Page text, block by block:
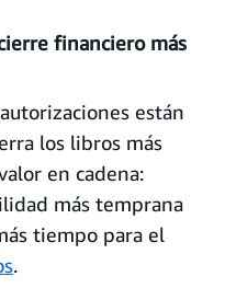
financiero más
están
los libros más
en cadena:
más temprana
tiempo para el
.